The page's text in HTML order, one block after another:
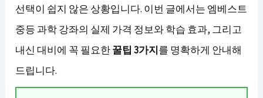
선택이 쉽지 않은 상황입니다. 이번 글에서는 엠베스트
중등 과학 강좌의 실제 가격 정보와 학습 효과, 그리고
내신 대비에 꼭 필요한꿀팁 3가지를 명확하게 안내해
드립니다.